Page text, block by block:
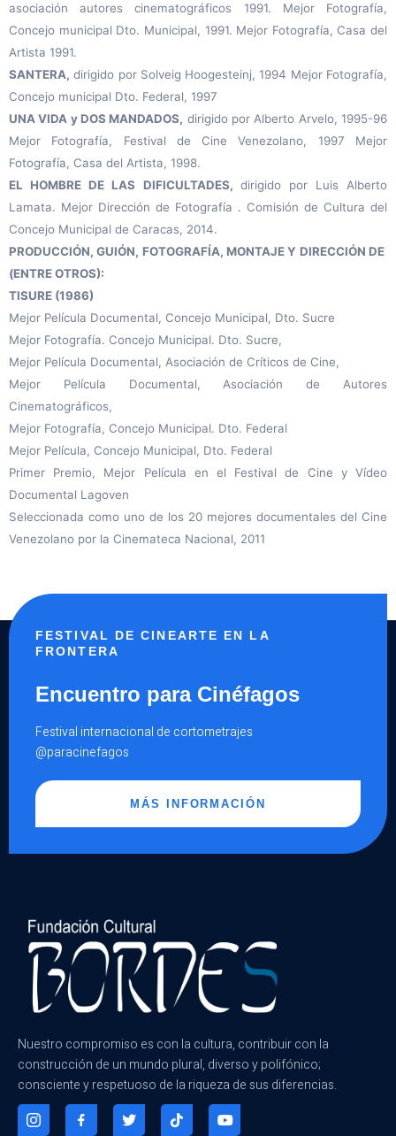
asociación autores cinematográficos 1991. Mejor Fotografía,
Concejo municipal Dto. Municipal, 1991. Mejor Fotografía, Casa del
Artista 1991.
SANTERA, dirigido por Solveig Hoogesteinj, 1994 Mejor Fotografía,
Concejo municipal Dto. Federal, 1997
UNA VIDA y DOS MANDADOS, dirigido por Alberto Arvelo, 1995-96
Mejor Fotografía, Festival de Cine Venezolano, 1997 Mejor
Fotografía, Casa del Artista, 1998.
EL HOMBRE DE LAS DIFICULTADES, dirigido por Luis Alberto
Lamata. Mejor Dirección de Fotografía . Comisión de Cultura del
Concejo Municipal de Caracas, 2014.
PRODUCCIÓN, GUIÓN, FOTOGRAFÍA, MONTAJE Y DIRECCIÓN DE
(ENTRE OTROS):
TISURE (1986)
Mejor Película Documental, Concejo Municipal, Dto. Sucre
Mejor Fotografía. Concejo Municipal. Dto. Sucre,
Mejor Película Documental, Asociación de Críticos de Cine,
Mejor Película Documental, Asociación de Autores
Cinematográficos,
Mejor Fotografía, Concejo Municipal. Dto. Federal
Mejor Película, Concejo Municipal, Dto. Federal
Primer Premio, Mejor Película en el Festival de Cine y Vídeo
Documental Lagoven
Seleccionada como uno de los 20 mejores documentales del Cine
Venezolano por la Cinemateca Nacional, 2011
FESTIVAL DE CINEARTE EN LA
FRONTERA
Encuentro para Cinéfagos
Festival internacional de cortometrajes
@paracinefagos
MÁS INFORMACIÓN
Nuestro compromiso es con la cultura, contribuir con la
construcción de un mundo plural, diverso y polifónico;
consciente y respetuoso de la riqueza de sus diferencias.